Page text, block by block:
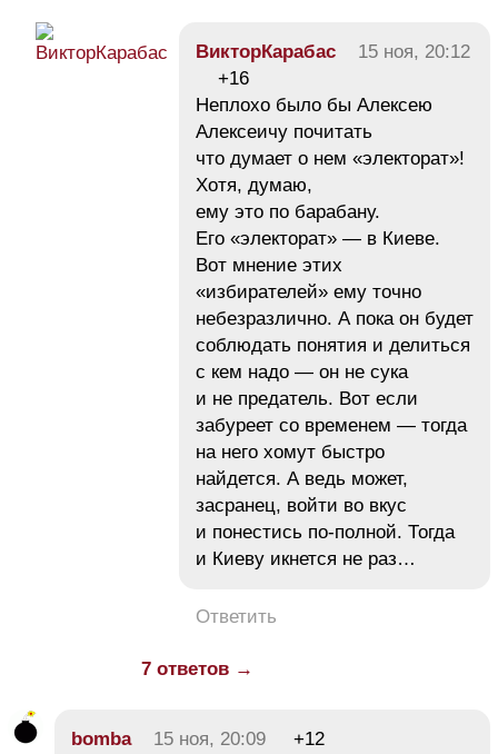
ВикторКарабас
15 ноя, 20:12
+16
Неплохо было бы Алексею
Алексеичу почитать
что думает о нем «электорат»!
Хотя, думаю,
ему это по барабану.
Его «электорат» — в Киеве.
Вот мнение этих
«избирателей» ему точно
небезразлично. А пока он будет
соблюдать понятия и делиться
с кем надо — он не сука
и не предатель. Вот если
забуреет со временем — тогда
на него хомут быстро
найдется. А ведь может,
засранец, войти во вкус
и понестись по-полной. Тогда
и Киеву икнется не раз…
Ответить
7 ответов →
bomba 15 ноя, 20:09
+12